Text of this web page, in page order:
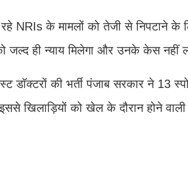
NRIs के मामलों को तेजी से निपटाने के
जल्द ही न्याय मिलेगा और उनके केस नहीं
डॉक्टरों की भर्ती पंजाब सरकार ने 13
खिलाड़ियों को खेल के दौरान होने